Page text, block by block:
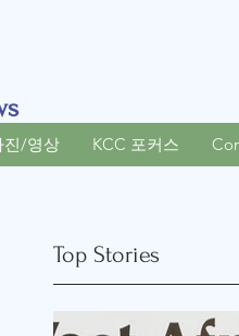
진/영상 KCC 포커스
Top Stories